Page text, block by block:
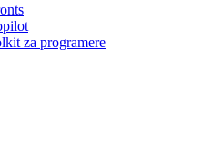
za programere